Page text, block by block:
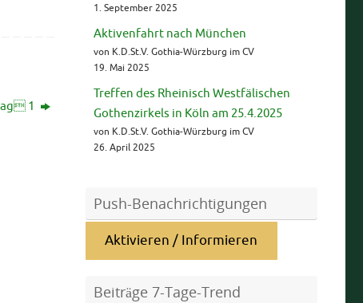
1
1. September 2025
Aktivenfahrt nach München
von K.D.St.V. Gothia-Würzburg im CV
19. Mai 2025
Treffen des Rheinisch Westfälischen
Gothenzirkels in Köln am 25.4.2025
von K.D.St.V. Gothia-Würzburg im CV
26. April 2025
Push-Benachrichtigungen
Aktivieren / Informieren
Beiträge 7-Tage-Trend